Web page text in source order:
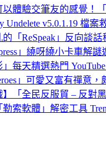
以體驗交筆友的感覺！
Undelete v5.0.1.19 檔
「ReSpeak」反向談
」繞呀繞小卡車解謎
」每天精選熱門
」可愛又富有禪意
】「全民反服貿 – 反對
索軟體」解密工具